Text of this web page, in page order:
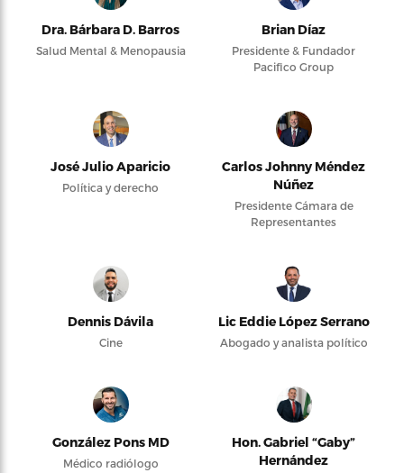
Dra. Bárbara D. Barros
Salud Mental & Menopausia
Brian Díaz
Presidente & Fundador
Pacifico Group
José Julio Aparicio
Política y derecho
Carlos Johnny Méndez
Núñez
Presidente Cámara de
Representantes
Dennis Dávila
Cine
Lic Eddie López Serrano
Abogado y analista político
González Pons MD
Médico radiólogo
Hon. Gabriel “Gaby”
Hernández